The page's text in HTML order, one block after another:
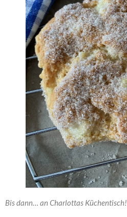
Bis dann… an Charlottas Küchentisch!